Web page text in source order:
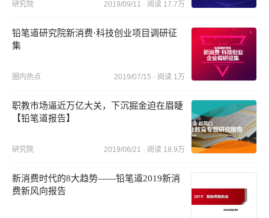
研究院 2019/09/11 · 阅读 17.7万
铅笔道研究院新消费·科技创业项目调研征
集
圈内热点 2019/07/15 · 阅读 1万
职教市场逼近万亿大关，下沉掘金迫在眉睫
【铅笔道报告】
研究院 2019/06/21 · 阅读 18.9万
新消费时代的8大趋势——铅笔道2019新消
费新风向报告